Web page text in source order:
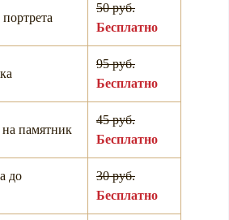
50 руб.
Бесплатно
95 руб.
Бесплатно
памятник
45 руб.
Бесплатно
до
30 руб.
Бесплатно